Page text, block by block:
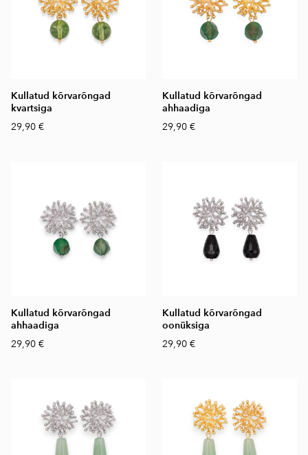
Kullatud kõrvarõngad
kvartsiga
29,90 €
Kullatud kõrvarõngad
ahhaadiga
29,90 €
Kullatud kõrvarõngad
ahhaadiga
29,90 €
Kullatud kõrvarõngad
oonüksiga
29,90 €